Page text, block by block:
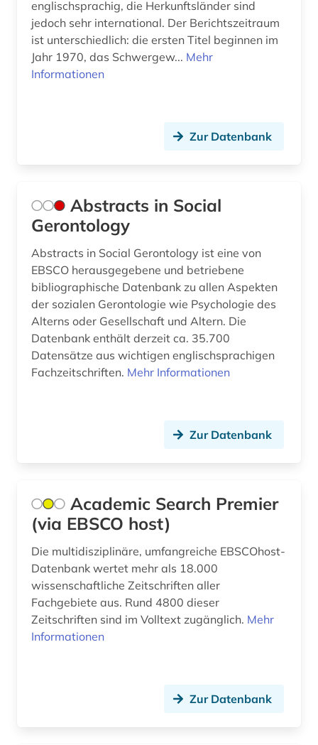
bildungspolitik (1)
bildungssystem (1)
biographistik (1)
biologie (3)
biowissenschaften (2)
bisexualität (6)
black theater (1)
bolivien (1)
bosnien und herzegowina (1)
bosnien-herzegowina (2)
branchenberichte (1)
brandenburg (3)
brasilien (1)
briefsammlung (1)
bundestagswahl (1)
englischsprachig, die Herkunftsländer sind
jedoch sehr international. Der Berichtszeitraum
ist unterschiedlich: die ersten Titel beginnen im
Jahr 1970, das Schwergew... Mehr
Informationen
Zur Datenbank
Abstracts in Social
Gerontology
Abstracts in Social Gerontology ist eine von
EBSCO herausgegebene und betriebene
bibliographische Datenbank zu allen Aspekten
der sozialen Gerontologie wie Psychologie des
Alterns oder Gesellschaft und Altern. Die
Datenbank enthält derzeit ca. 35.700
Datensätze aus wichtigen englischsprachigen
Fachzeitschriften. Mehr Informationen
Zur Datenbank
Academic Search Premier
(via EBSCO host)
Die multidisziplinäre, umfangreiche EBSCOhost-
Datenbank wertet mehr als 18.000
wissenschaftliche Zeitschriften aller
Fachgebiete aus. Rund 4800 dieser
Zeitschriften sind im Volltext zugänglich. Mehr
Informationen
Zur Datenbank